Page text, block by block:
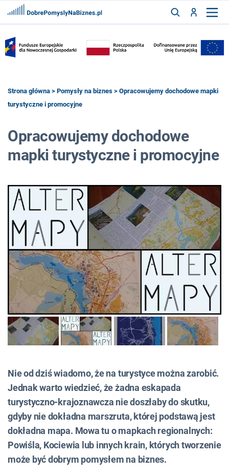
ZAREJESTRUJ
FRANCZYZY
Strona główna > Pomysły na biznes > Opracowujemy dochodowe mapki
turystyczne i promocyjne
Opracowujemy dochodowe
mapki turystyczne i promocyjne
Nie od dziś wiadomo, że na turystyce można zarobić.
Jednak warto wiedzieć, że żadna eskapada
turystyczno-krajoznawcza nie doszłaby do skutku,
gdyby nie dokładna marszruta, której podstawą jest
dokładna mapa. Mowa tu o mapkach regionalnych:
Powiśla, Kociewia lub innych krain, których tworzenie
może być dobrym pomysłem na biznes.